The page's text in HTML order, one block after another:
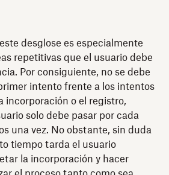
desglose es especialmente
repetitivas que el usuario debe
Por consiguiente, no se debe
intento frente a los intentos
incorporación o el registro,
solo debe pasar por cada
una vez. No obstante, sin duda
tiempo tarda el usuario
la incorporación y hacer